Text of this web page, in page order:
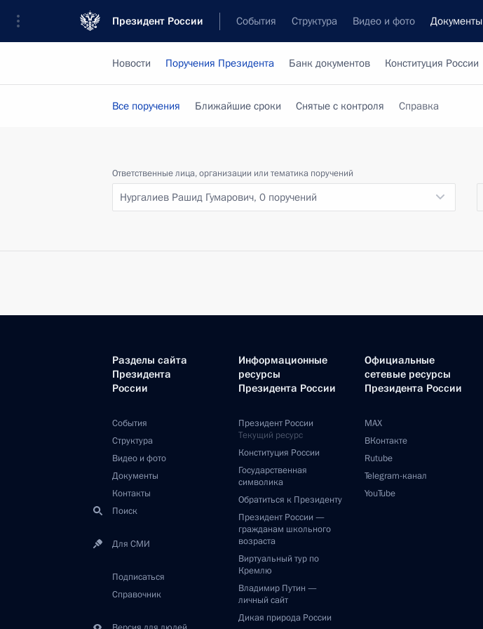
Президент России События Структура Видео и фото Документы
Новости Поручения Президента Банк документов Конституция России
Все поручения Ближайшие сроки Снятые с контроля Справка
Ответственные лица, организации или тематика поручений
Нургалиев Рашид Гумарович, 0 поручений
Разделы сайта
Президента
России
События
Структура
Видео и фото
Документы
Контакты
Поиск
Для СМИ
Подписаться
Справочник
Информационные
ресурсы
Президента России
Президент России
Текущий ресурс
Конституция России
Государственная
символика
Обратиться к Президенту
Президент России —
гражданам школьного
возраста
Виртуальный тур по
Кремлю
Владимир Путин —
личный сайт
Дикая природа России
Официальные
сетевые ресурсы
Президента России
MAX
ВКонтакте
Rutube
Telegram-канал
YouTube